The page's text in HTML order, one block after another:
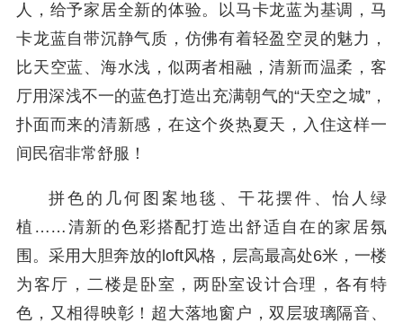
人，给予家居全新的体验。以马卡龙蓝为基调，马
卡龙蓝自带沉静气质，仿佛有着轻盈空灵的魅力，
比天空蓝、海水浅，似两者相融，清新而温柔，客
厅用深浅不一的蓝色打造出充满朝气的“天空之城”，
扑面而来的清新感，在这个炎热夏天，入住这样一
间民宿非常舒服！
拼色的几何图案地毯、干花摆件、怡人绿
植……清新的色彩搭配打造出舒适自在的家居氛
围。采用大胆奔放的loft风格，层高最高处6米，一楼
为客厅，二楼是卧室，两卧室设计合理，各有特
色，又相得映彰！超大落地窗户，双层玻璃隔音、